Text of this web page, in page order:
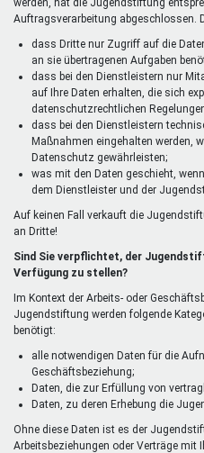
Auftragsverarbeitung abgeschlossen.
dass Dritte nur Zugriff auf die
an sie übertragenen Aufgaben
dass bei den Dienstleistern nur
auf Ihre Daten erhalten, die sich
datenschutzrechtlichen
dass bei den Dienstleistern
Maßnahmen eingehalten werden,
Datenschutz gewährleisten;
was mit den Daten geschieht,
dem Dienstleister und der
Auf keinen Fall verkauft die
an Dritte!
Sind Sie verpflichtet, der
Verfügung zu stellen?
Im Kontext der Arbeits- oder
Jugendstiftung werden folgende
benötigt:
alle notwendigen Daten für die
Geschäftsbeziehung;
Daten, die zur Erfüllung von
Daten, zu deren Erhebung die
Ohne diese Daten ist es der
Arbeitsbeziehungen oder Verträge mit